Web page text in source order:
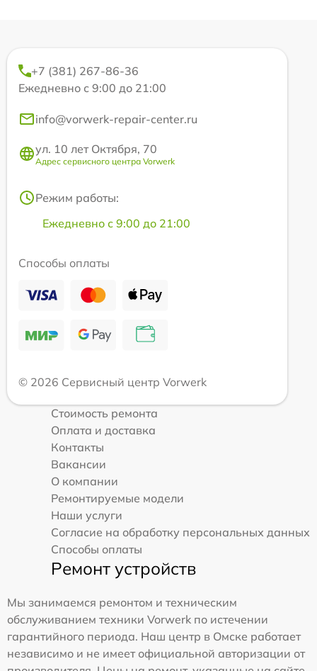
+7 (381) 267-86-36
Ежедневно с 9:00 до 21:00
info@vorwerk-repair-center.ru
ул. 10 лет Октября, 70
Адрес сервисного центра Vorwerk
Режим работы:
Ежедневно с 9:00 до 21:00
Способы оплаты
© 2026 Сервисный центр Vorwerk
Стоимость ремонта
Оплата и доставка
Контакты
Вакансии
О компании
Ремонтируемые модели
Наши услуги
Согласие на обработку персональных данных
Способы оплаты
Ремонт устройств
Мы занимаемся ремонтом и техническим
обслуживанием техники Vorwerk по истечении
гарантийного периода. Наш центр в Омске работает
независимо и не имеет официальной авторизации от